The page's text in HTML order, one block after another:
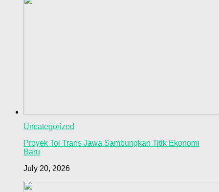
Uncategorized
Proyek Tol Trans Jawa Sambungkan Titik Ekonomi
Baru
July 20, 2026